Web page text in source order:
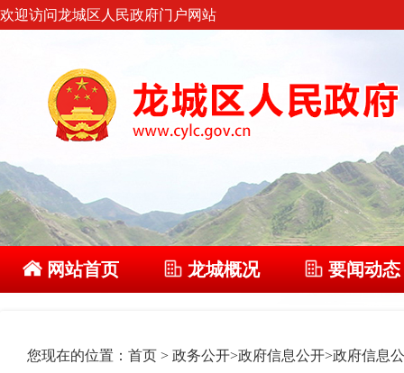
欢迎访问龙城区人民政府门户网站
网站首页 龙城概况 要闻动态
您现在的位置： 首页 > 政务公开>政府信息公开>政府信息